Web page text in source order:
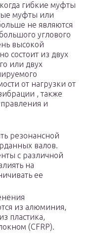
гибкие муфты
муфты или
не являются
углового
высокой
состоит из двух
или двух
от нагрузки от
, также
и
резонансной
валов.
с различной
на
ее
из алюминия,
пластика,
(CFRP).